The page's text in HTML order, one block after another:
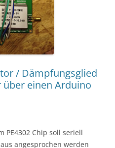
/ Dämpfungsglied
über einen Arduino
PE4302 Chip soll seriell
angesprochen werden